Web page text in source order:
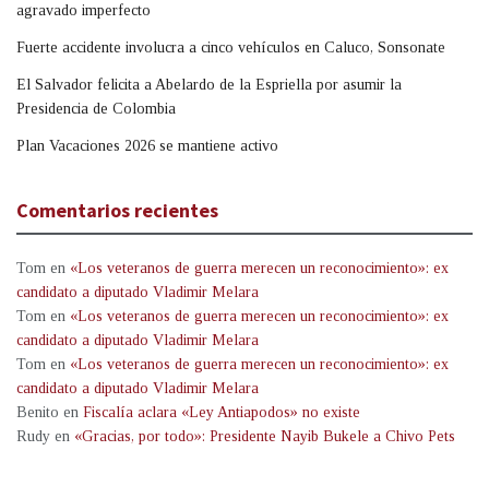
agravado imperfecto
Fuerte accidente involucra a cinco vehículos en Caluco, Sonsonate
El Salvador felicita a Abelardo de la Espriella por asumir la
Presidencia de Colombia
Plan Vacaciones 2026 se mantiene activo
Comentarios recientes
Tom en «Los veteranos de guerra merecen un reconocimiento»: ex
candidato a diputado Vladimir Melara
Tom en «Los veteranos de guerra merecen un reconocimiento»: ex
candidato a diputado Vladimir Melara
Tom en «Los veteranos de guerra merecen un reconocimiento»: ex
candidato a diputado Vladimir Melara
Benito en Fiscalía aclara «Ley Antiapodos» no existe
Rudy en «Gracias, por todo»: Presidente Nayib Bukele a Chivo Pets